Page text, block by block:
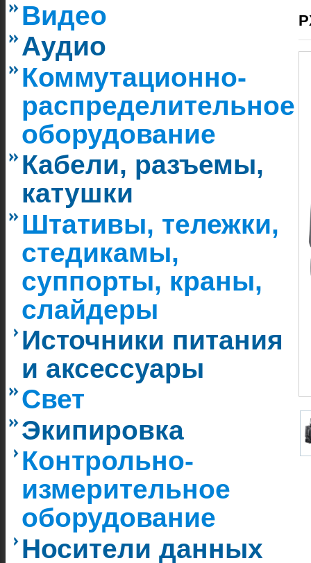
Видео
Аудио
Коммутационно-
распределительное
оборудование
Кабели, разъемы,
катушки
Штативы, тележки,
стедикамы,
суппорты, краны,
слайдеры
Источники питания
и аксессуары
Свет
Экипировка
Контрольно-
измерительное
оборудование
Носители данных